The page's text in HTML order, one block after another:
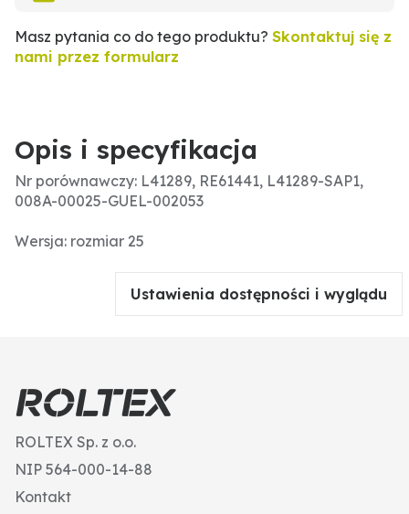
Masz pytania co do tego produktu? Skontaktuj się z
nami przez formularz
Opis i specyfikacja
Nr porównawczy: L41289, RE61441, L41289-SAP1,
008A-00025-GUEL-002053
Wersja: rozmiar 25
Ustawienia dostępności i wyglądu
ROLTEX Sp. z o.o.
NIP 564-000-14-88
Kontakt